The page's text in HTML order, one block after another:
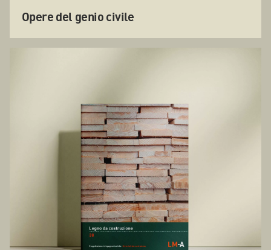
Opere del genio civile